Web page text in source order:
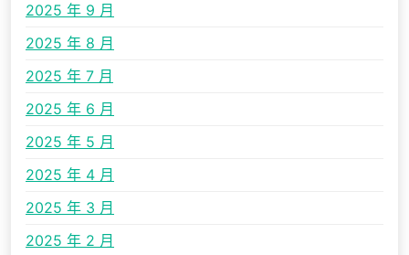
2025 年 9 月
2025 年 8 月
2025 年 7 月
2025 年 6 月
2025 年 5 月
2025 年 4 月
2025 年 3 月
2025 年 2 月